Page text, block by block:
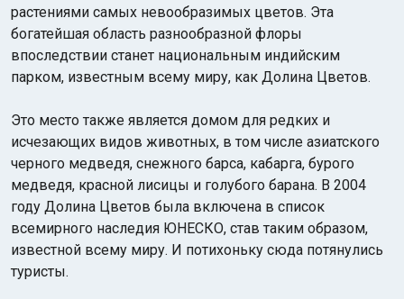
растениями самых невообразимых цветов. Эта
богатейшая область разнообразной флоры
впоследствии станет национальным индийским
парком, известным всему миру, как Долина Цветов.
Это место также является домом для редких и
исчезающих видов животных, в том числе азиатского
черного медведя, снежного барса, кабарга, бурого
медведя, красной лисицы и голубого барана. В 2004
году Долина Цветов была включена в список
всемирного наследия ЮНЕСКО, став таким образом,
известной всему миру. И потихоньку сюда потянулись
туристы.